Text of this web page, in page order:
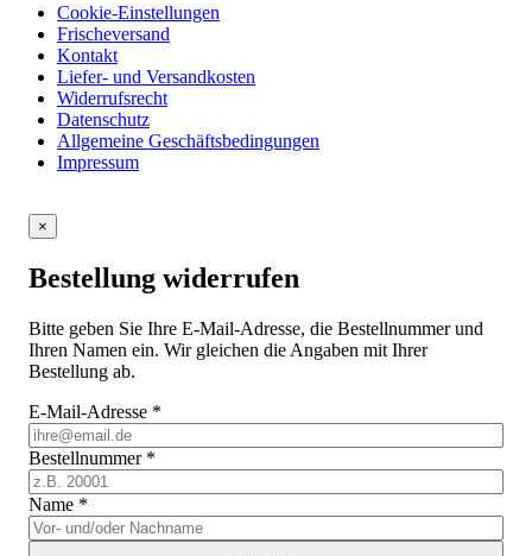
Cookie-Einstellungen
Frischeversand
Kontakt
Liefer- und Versandkosten
Widerrufsrecht
Datenschutz
Allgemeine Geschäftsbedingungen
Impressum
×
Bestellung widerrufen
Bitte geben Sie Ihre E-Mail-Adresse, die Bestellnummer und
Ihren Namen ein. Wir gleichen die Angaben mit Ihrer
Bestellung ab.
E-Mail-Adresse *
Bestellnummer *
Name *